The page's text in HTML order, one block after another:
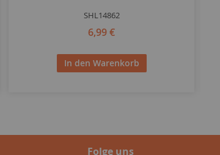
SHL14862
6,99 €
In den Warenkorb
Folge uns